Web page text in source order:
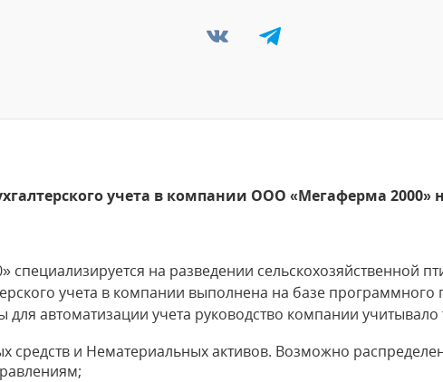
учета в компании ООО «Мегаферма 2000»
на разведении сельскохозяйственной
учета в компании выполнена на базе программного
автоматизации учета руководство компании учитывало
средств и Нематериальных активов. Возможно